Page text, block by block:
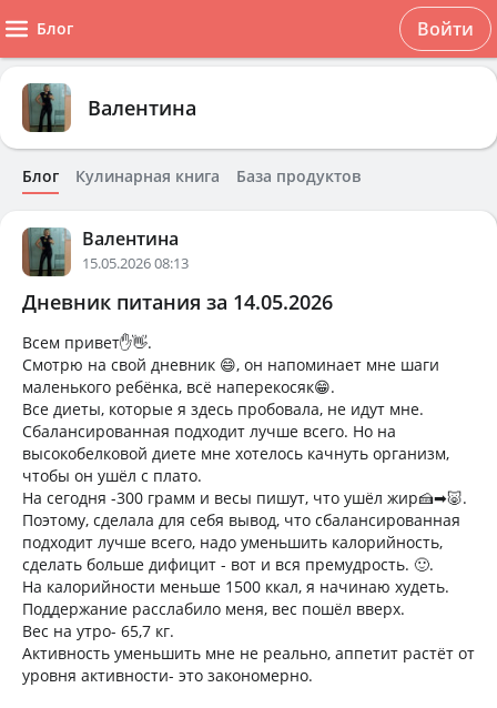
Блог Войти
Валентина
Блог Кулинарная книга База продуктов
Валентина
15.05.2026 08:13
Дневник питания за 14.05.2026
Всем привет✋👋.
Смотрю на свой дневник 😄, он напоминает мне шаги
маленького ребёнка, всё наперекосяк😁.
Все диеты, которые я здесь пробовала, не идут мне.
Сбалансированная подходит лучше всего. Но на
высокобелковой диете мне хотелось качнуть организм,
чтобы он ушёл с плато.
На сегодня -300 грамм и весы пишут, что ушёл жир🍰➡🐷.
Поэтому, сделала для себя вывод, что сбалансированная
подходит лучше всего, надо уменьшить калорийность,
сделать больше дифицит - вот и вся премудрость. 🙂.
На калорийности меньше 1500 ккал, я начинаю худеть.
Поддержание расслабило меня, вес пошёл вверх.
Вес на утро- 65,7 кг.
Активность уменьшить мне не реально, аппетит растёт от
уровня активности- это закономерно.